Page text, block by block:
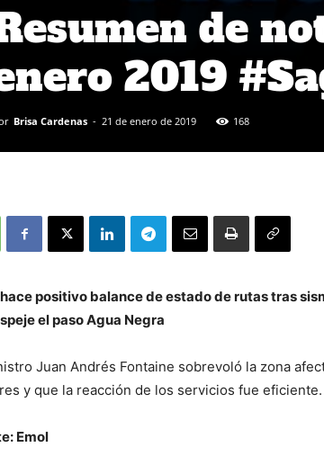
de
2019
Brisa Cardenas - 21 de enero de 2019 168
positivo balance de estado de rutas tras
el paso Agua Negra
Juan Andrés Fontaine sobrevoló la zona
y que la reacción de los servicios fue eficiente.
Emol